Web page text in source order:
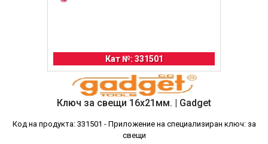
Кат №: 331501
Ключ за свещи 16x21мм. | Gadget
Код на продукта: 331501 - Приложение на специализиран ключ: за
свещи